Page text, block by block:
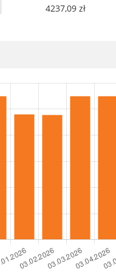
4237,09 zł